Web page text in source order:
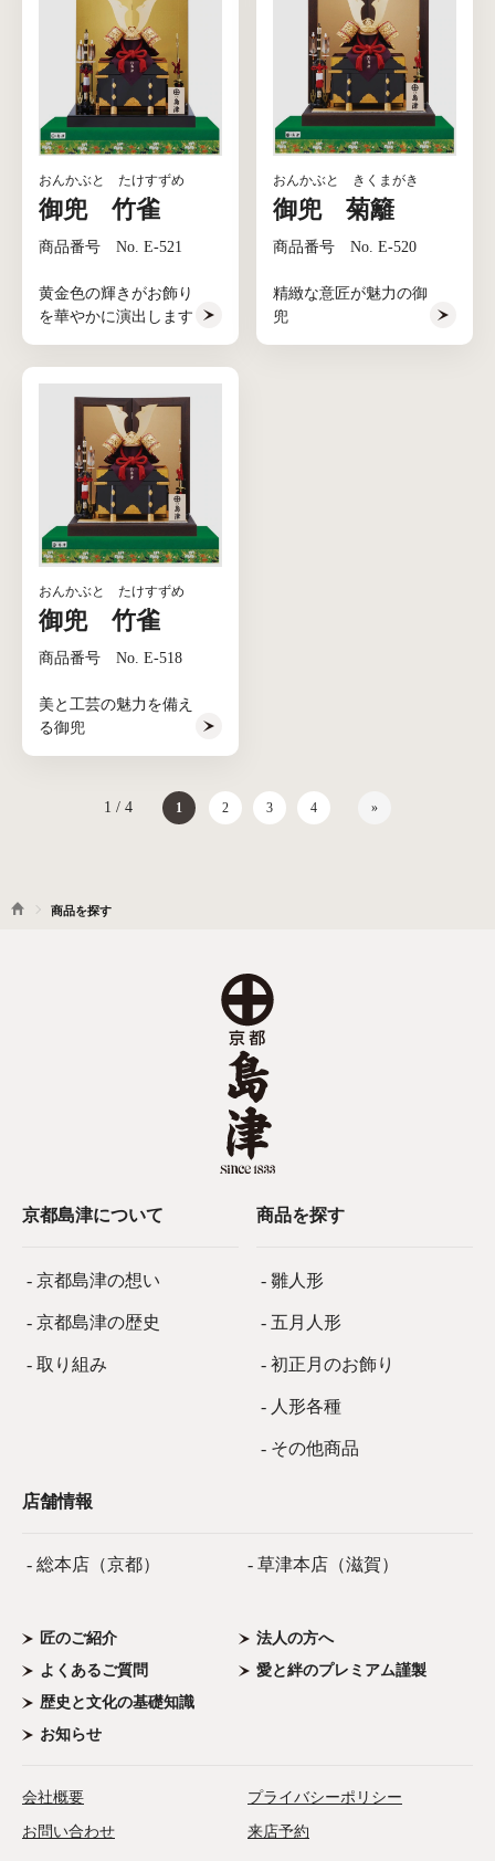
おんかぶと たけすずめ
御兜 竹雀
商品番号 No. E-521
黄金色の輝きがお飾り
を華やかに演出します
おんかぶと きくまがき
御兜 菊籬
商品番号 No. E-520
精緻な意匠が魅力の御
兜
おんかぶと たけすずめ
御兜 竹雀
商品番号 No. E-518
美と工芸の魅力を備え
る御兜
1 / 4 1 2 3 4 »
商品を探す
京都島津について
- 京都島津の想い
- 京都島津の歴史
- 取り組み
商品を探す
- 雛人形
- 五月人形
- 初正月のお飾り
- 人形各種
- その他商品
店舗情報
- 総本店（京都） - 草津本店（滋賀）
匠のご紹介
よくあるご質問
歴史と文化の基礎知識
お知らせ
法人の方へ
愛と絆のプレミアム謹製
会社概要 プライバシーポリシー
お問い合わせ 来店予約